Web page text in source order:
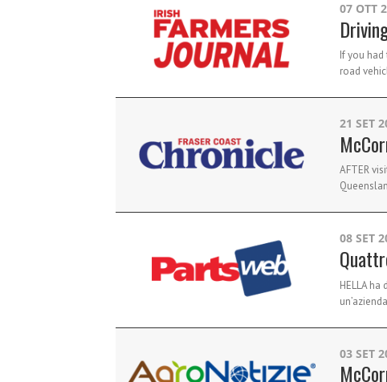
07 OTT
If you
road
21 SET
AFTER
08 SET
HELLA
03 SET